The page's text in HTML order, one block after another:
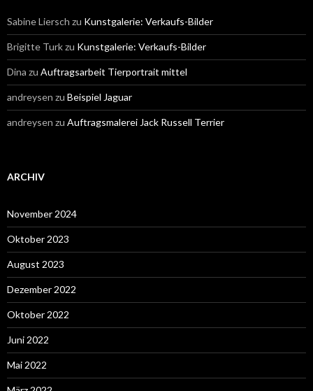
Sabine Liersch zu Kunstgalerie: Verkaufs-Bilder
Brigitte Turkzu Kunstgalerie: Verkaufs-Bilder
Dina zu Auftragsarbeit Tierportrait mittel
andreysen zu Beispiel Jaguar
andreysen zu Auftragsmalerei Jack Russell Terrier
ARCHIV
November 2024
Oktober 2023
August 2023
Dezember 2022
Oktober 2022
Juni 2022
Mai 2022